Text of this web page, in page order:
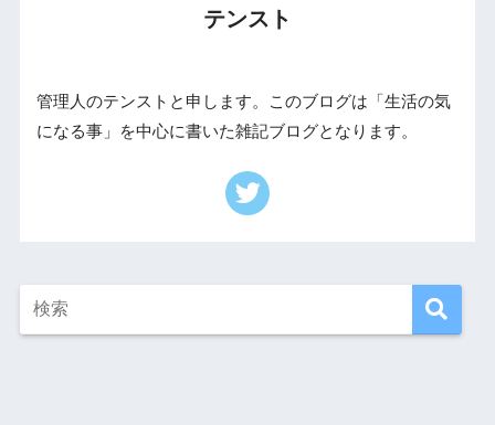
テンスト
管理人のテンストと申します。このブログは「生活の気
になる事」を中心に書いた雑記ブログとなります。